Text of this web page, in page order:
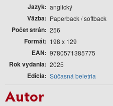
Jazyk anglický
Väzba Paperback / softback
Počet strán 256
Formát 198 x 129
EAN 9780571385775
Rok vydania 2025
Edícia Súčasná beletria
Autor